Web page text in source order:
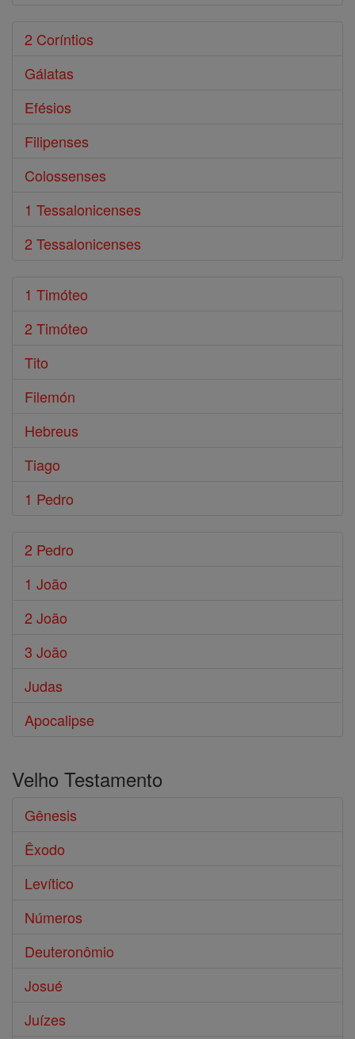
2 Coríntios
Gálatas
Efésios
Filipenses
Colossenses
1 Tessalonicenses
2 Tessalonicenses
1 Timóteo
2 Timóteo
Tito
Filemón
Hebreus
Tiago
1 Pedro
2 Pedro
1 João
2 João
3 João
Judas
Apocalipse
Velho Testamento
Gênesis
Êxodo
Levítico
Números
Deuteronômio
Josué
Juízes